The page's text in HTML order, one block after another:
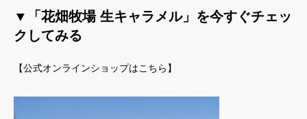
▼「花畑牧場 生キャラメル」を今すぐチェッ
クしてみる
【公式オンラインショップはこちら】